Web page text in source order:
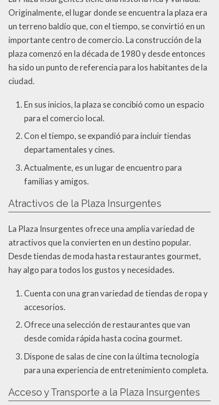
Originalmente, el lugar donde se encuentra la plaza era
un terreno baldío que, con el tiempo, se convirtió en un
importante centro de comercio. La construcción de la
plaza comenzó en la década de 1980 y desde entonces
ha sido un punto de referencia para los habitantes de la
ciudad.
En sus inicios, la plaza se concibió como un espacio
para el comercio local.
Con el tiempo, se expandió para incluir tiendas
departamentales y cines.
Actualmente, es un lugar de encuentro para
familias y amigos.
Atractivos de la Plaza Insurgentes
La Plaza Insurgentes ofrece una amplia variedad de
atractivos que la convierten en un destino popular.
Desde tiendas de moda hasta restaurantes gourmet,
hay algo para todos los gustos y necesidades.
Cuenta con una gran variedad de tiendas de ropa y
accesorios.
Ofrece una selección de restaurantes que van
desde comida rápida hasta cocina gourmet.
Dispone de salas de cine con la última tecnología
para una experiencia de entretenimiento completa.
Acceso y Transporte a la Plaza Insurgentes